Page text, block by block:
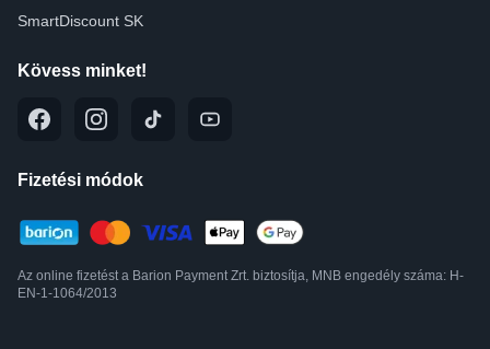
SmartDiscount SK
Kövess minket!
Fizetési módok
Az online fizetést a Barion Payment Zrt. biztosítja, MNB engedély száma: H-
EN-1-1064/2013